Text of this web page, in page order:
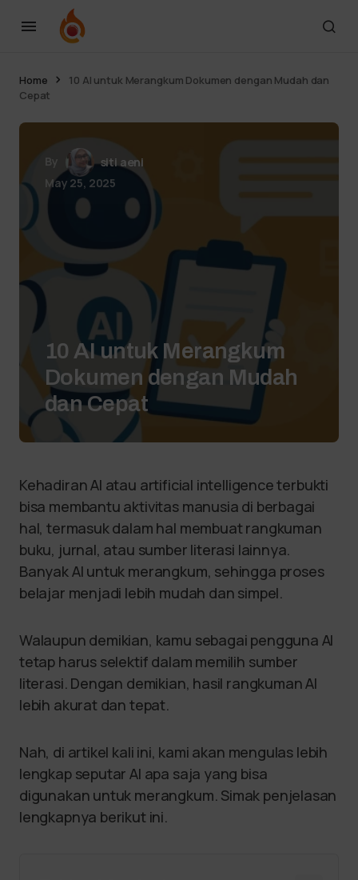
Home
10 AI untuk Merangkum Dokumen dengan Mudah dan
Cepat
By
siti aeni
May 25, 2025
10 AI untuk Merangkum
Dokumen dengan Mudah
dan Cepat
Kehadiran AI atau artificial intelligence terbukti
bisa membantu aktivitas manusia di berbagai
hal, termasuk dalam hal membuat rangkuman
buku, jurnal, atau sumber literasi lainnya.
Banyak AI untuk merangkum, sehingga proses
belajar menjadi lebih mudah dan simpel.
Walaupun demikian, kamu sebagai pengguna AI
tetap harus selektif dalam memilih sumber
literasi. Dengan demikian, hasil rangkuman AI
lebih akurat dan tepat.
Nah, di artikel kali ini, kami akan mengulas lebih
lengkap seputar AI apa saja yang bisa
digunakan untuk merangkum. Simak penjelasan
lengkapnya berikut ini.